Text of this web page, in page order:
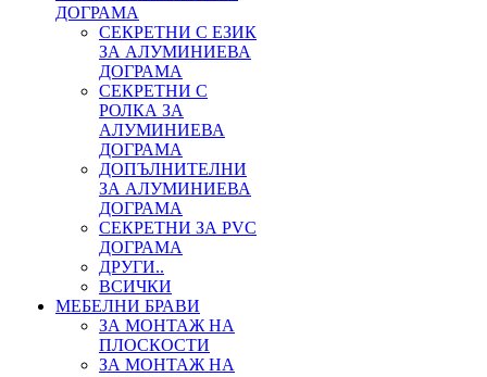
ДОГРАМА
СЕКРЕТНИ С ЕЗИК
ЗА АЛУМИНИЕВА
ДОГРАМА
СЕКРЕТНИ С
РОЛКА ЗА
АЛУМИНИЕВА
ДОГРАМА
ДОПЪЛНИТЕЛНИ
ЗА АЛУМИНИЕВА
ДОГРАМА
СЕКРЕТНИ ЗА PVC
ДОГРАМА
ДРУГИ..
ВСИЧКИ
МЕБЕЛНИ БРАВИ
ЗА МОНТАЖ НА
ПЛОСКОСТИ
ЗА МОНТАЖ НА